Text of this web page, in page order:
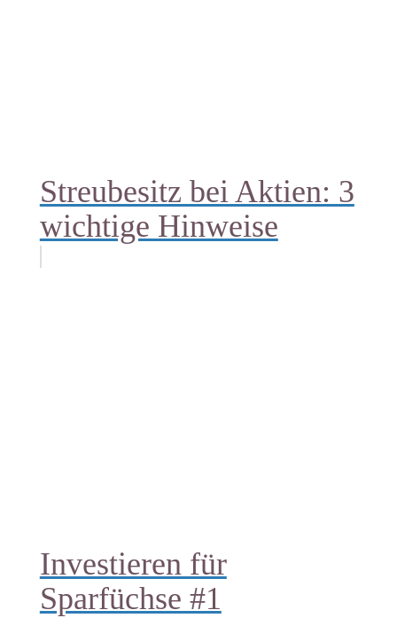
Streubesitz bei Aktien: 3
wichtige Hinweise
Investieren für
Sparfüchse #1